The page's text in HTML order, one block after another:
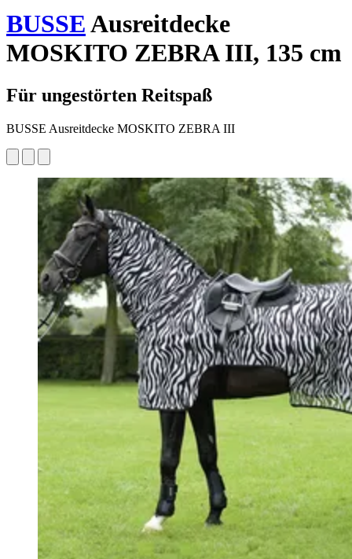
BUSSEAusreitdecke
MOSKITO ZEBRA III, 135 cm
Für ungestörten Reitspaß
BUSSE Ausreitdecke MOSKITO ZEBRA III